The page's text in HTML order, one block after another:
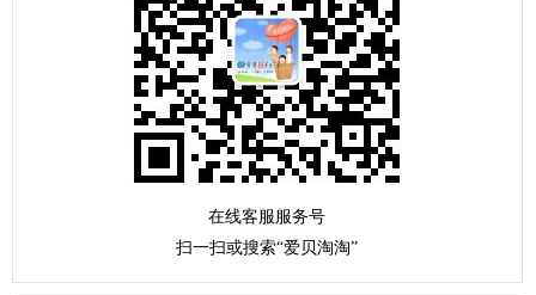
在线客服服务号
扫一扫或搜索“爱贝淘淘”